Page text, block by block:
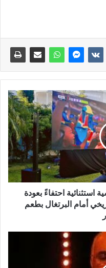
احتفاءً بعودة
أمام البرتغال بطعم